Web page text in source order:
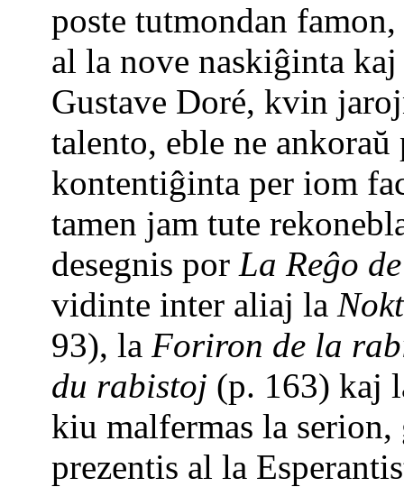
poste tutmondan
al la nove naskiĝinta
Gustave Doré, kvin
talento, eble ne
kontentiĝinta per iom
tamen jam tute
desegnis por La Reĝo
vidinte inter aliaj la
93), la Foriron de la
du rabistoj (p. 163) kaj
kiu malfermas la
prezentis al la